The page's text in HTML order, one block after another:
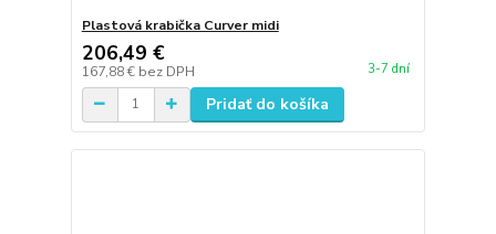
Plastová krabička Curver midi
206,49 €
167,88 € bez DPH 3-7 dní
Pridať do košíka